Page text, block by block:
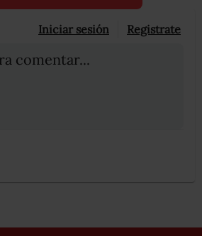
Iniciar sesión Registrate
comentar...